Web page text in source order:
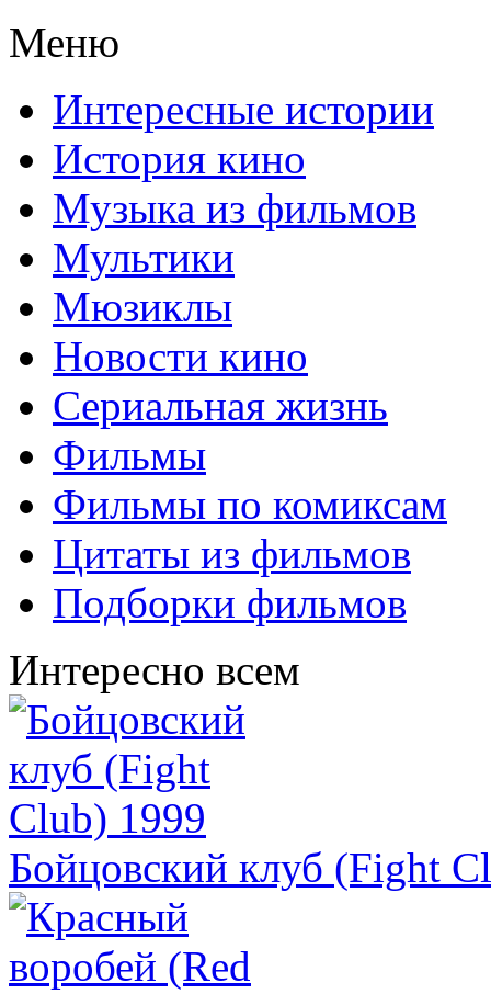
Меню
Интересные истории
История кино
Музыка из фильмов
Мультики
Мюзиклы
Новости кино
Сериальная жизнь
Фильмы
Фильмы по комиксам
Цитаты из фильмов
Подборки фильмов
Интересно всем
Бойцовский клуб (Fight